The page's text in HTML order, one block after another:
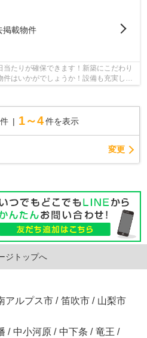
掲載物件
たりが確保できます！新築にこだわり
件はいかがでしょうか！設備も充実して
件 1～4 件を表示
変更
ジトップへ
アルプス市 / 笛吹市 / 山梨市
/ 中小河原 / 中下条 / 竜王 /